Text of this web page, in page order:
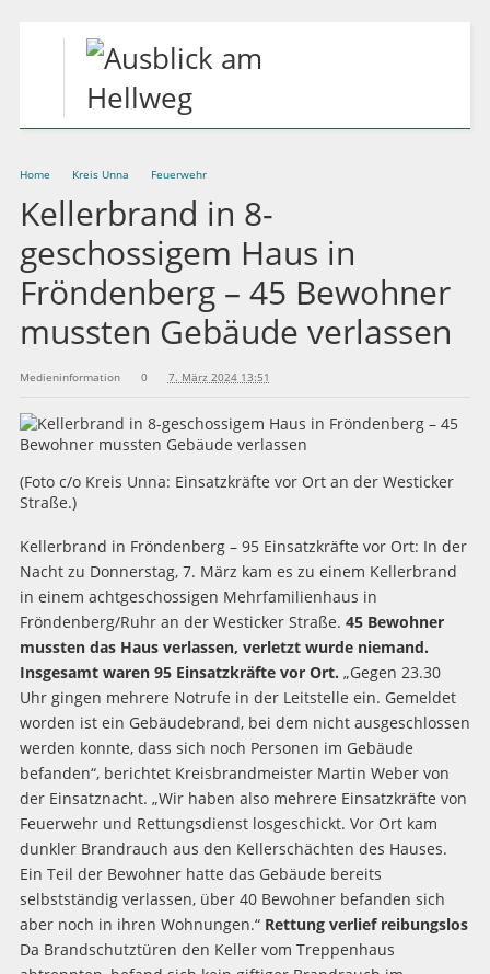
Home Kreis Unna Feuerwehr
Kellerbrand in 8-
geschossigem Haus in
Fröndenberg – 45 Bewohner
mussten Gebäude verlassen
Medieninformation 0 7. März 2024 13:51
(Foto c/o Kreis Unna: Einsatzkräfte vor Ort an der Westicker
Straße.)
Kellerbrand in Fröndenberg – 95 Einsatzkräfte vor Ort: In der
Nacht zu Donnerstag, 7. März kam es zu einem Kellerbrand
in einem achtgeschossigen Mehrfamilienhaus in
Fröndenberg/Ruhr an der Westicker Straße. 45 Bewohner
mussten das Haus verlassen, verletzt wurde niemand.
Insgesamt waren 95 Einsatzkräfte vor Ort. „Gegen 23.30
Uhr gingen mehrere Notrufe in der Leitstelle ein. Gemeldet
worden ist ein Gebäudebrand, bei dem nicht ausgeschlossen
werden konnte, dass sich noch Personen im Gebäude
befanden“, berichtet Kreisbrandmeister Martin Weber von
der Einsatznacht. „Wir haben also mehrere Einsatzkräfte von
Feuerwehr und Rettungsdienst losgeschickt. Vor Ort kam
dunkler Brandrauch aus den Kellerschächten des Hauses.
Ein Teil der Bewohner hatte das Gebäude bereits
selbstständig verlassen, über 40 Bewohner befanden sich
aber noch in ihren Wohnungen.“ Rettung verlief reibungslos
Da Brandschutztüren den Keller vom Treppenhaus